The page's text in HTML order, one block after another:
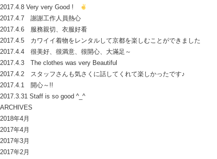
2017.4.8 Very very Good !
2017.4.7 謝謝工作人員熱心
2017.4.6 服務親切、衣服好看
2017.4.5 カワイイ着物をレンタルして京都を楽しむことができました
2017.4.4 很美好、很満意、很開心、大滿足～
2017.4.3 The clothes was very Beautiful
2017.4.2 スタッフさんも気さくに話してくれて楽しかったです♪
2017.4.1 開心～!!
2017.3.31 Staff is so good ^_^
ARCHIVES
2018年4月
2017年4月
2017年3月
2017年2月